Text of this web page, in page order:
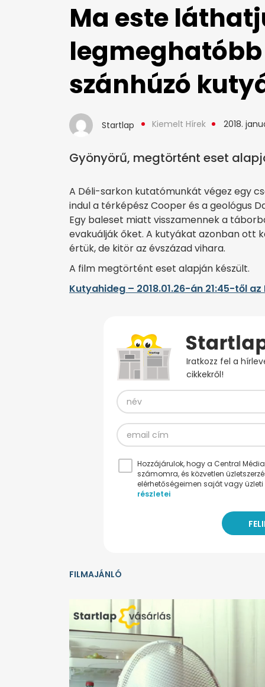
Ma este
szánhúzó
Startlap Kiemelt Hírek 2018.
Gyönyörű, megtörtént eset
A Déli-sarkon kutatómunkát végez egy
indul a térképész Cooper és a geológus
Egy baleset miatt visszamennek a
evakuálják őket. A kutyákat azonban ott
értük, de kitör az évszázad vihara.
A film megtörtént eset alapján készült.
Kutyahideg – 2018.01.26-án 21:45-től az
Iratkozz fel a
cikkekről!
Hozzájárulok, hogy a Central
számomra, és közvetlen
elérhetőségeimen saját vagy
részletei
FILMAJÁNLÓ